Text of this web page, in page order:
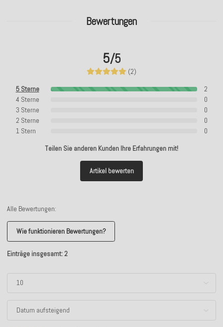
Bewertungen
5/5
(2)
5 Sterne
2
4 Sterne
0
3 Sterne
0
2 Sterne
0
1 Stern
0
Teilen Sie anderen Kunden Ihre Erfahrungen mit!
Artikel bewerten
Alle Bewertungen:
Wie funktionieren Bewertungen?
Einträge insgesamt: 2